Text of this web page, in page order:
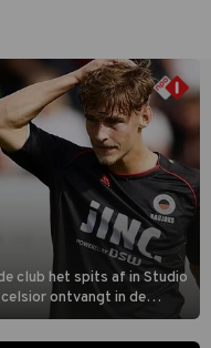
club het spits af in Studio
ontvangt in de
De nieuwe
voetballen.